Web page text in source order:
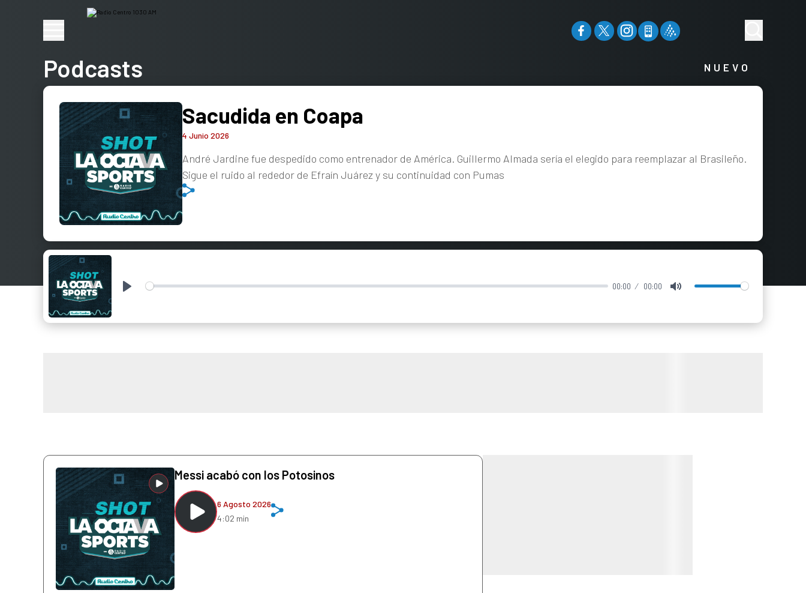
Podcasts NUEVO
Sacudida en Coapa
4 Junio 2026
André Jardine fue despedido como entrenador de América. Guillermo Almada sería el elegido para reemplazar al Brasileño.
Sigue el ruido al rededor de Efraín Juárez y su continuidad con Pumas
Play 00:00 00:00 Mute
Messi acabó con los Potosinos
6 Agosto 2026
4:02 min